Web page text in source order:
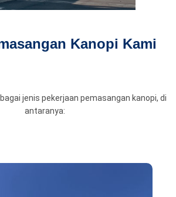
Kanopi Kami
jenis pekerjaan pemasangan kanopi, di
antaranya: